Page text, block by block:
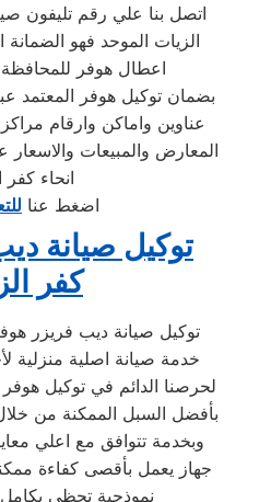
اتصل بنا علي رقم تليفون
الزيات الموحد فهو الضمانة
اعطال هوفر للمحافظة
بضمان توكيل هوفر المعتمد
عناوين واماكن وارقام
المعارض والمبيعات والاسعار
انحاء كفر
اضغط عنا
توكيل صيانة
كفر
خدمة صيانة اصلية منزلية
لحرصنا الدائم في توكيل
بأفضل السبل الممكنة من
وبخدمة تتوافق مع اعلي
جهاز يعمل بأقصى كفاءة
نموذجية تحظى